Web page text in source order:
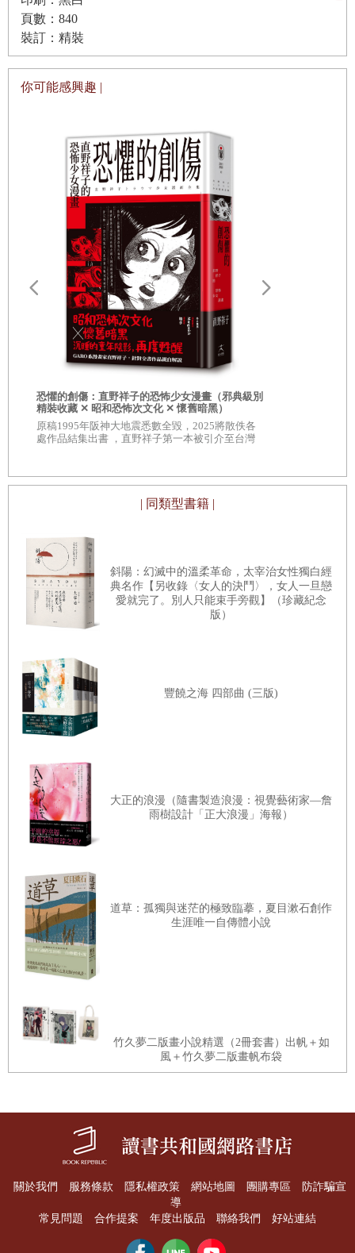
浴池問答
想夫憐
櫻花浴
春雷之宴
第一卷後記： 德川家康，我的《戰爭與和平》
第二卷 獅子之座
遙遠的盼望
桔梗
戀慕秋雨
孤獨的母親
無守之城
紅暈
枯野賦
那古野扇
寄人籬下
春之霜
花供養
德川家康關係年表（一五三四
家康死後的諡號由其生前信任的側近南光坊天海提議，得到
二代將軍秀忠認可，定調為「東照大權現」。「權現」為神
此觀之，江戶時代的家康不僅超凡入聖，更臻神佛之境，殊
遇之榮在日本史上鮮有匹敵者！
幕末慶應年間（一八六五至六八），當時倒幕已成薩長共同
的目標，為爭取更多勢力的支持而不惜醜化幕府；不只醜化
幕府，連帶幕府的創立者德川家康也被妖魔化。原本為日本
帶來二百多年泰平繁榮的家康，一夕之間成為上欺朝廷天
皇、下凌武士庶民的壞蛋。醜化幕府、妖魔化家康的同時，
武力倒幕也堂而皇之變得理所當然。明治時代採取王政復
古，政權返還天皇（儘管實際上並非如此），諷刺的是，數
百年來已無親政經驗的天皇，其威望的積累卻是建立在詆毀
被打倒的幕府上，當然，也包括了妖魔化家康。
二戰的失敗，讓躋身世界列強的日本墜入深淵，連帶地讓明
治以來被低估的德川家康有了重新評估的機會。戰後日本，
「海道一の弓取り（東海道第一射手）」之稱的今川義元治
理下的三河人民。這種環境相似的投射作用，讓日本人開始
重新審視德川家康，學習他在逆境忍耐刻苦、順境積極進取
的精神，終於，在經過十幾年後迎來日本經濟的復甦，進入
七○年代以後，更是提前實現已故首相池田勇人提出的「國
民所得倍增計劃」。
當日本還處於美國占領期間的昭和廿五（一九五○）年三
月，明治四十（一九○七）年出生在新潟縣的作家山岡莊八
（本名藤野庄藏），於《北海道新聞》、《中日新聞》、
《東京新聞》、《西日本新聞》等報連載長篇小說《德川家
由於長篇小說的劇情龐雜、出場人物眾多，創作期間在報紙
連載，俟連載完畢後，集結成冊推出單行本已成慣例，然
而，《德川家康》的連載長達十七年，直至昭和四十二（一
期間便已先行推出單行本。
令人訝異的是，寫出超過千萬字、連載長達十七年的山岡莊
八，只有高等小學校（戰前小學分成尋常小學和高等小學兩
種，各修業四年，高等小學相當於現在的國小五、六年級到
國中一、二年級）肄業的學歷，與吉川英治相同資歷，而略
遜松本清張（高等小學校畢業）。
肄業後身為家中獨子的山岡莊八選擇上京，學歷不起眼且又
沒有一技之長的他，進入了印刷業。企圖心強烈的他不願終
（一九三二）年轉換跑道改入報社《萬里閣》，在隸屬該報
的雜誌《暴力團》（ギャング，Gang）擔任編輯。山岡莊八
《變態銀座十日談》（変態銀座デカメロン）。
之後幾年，山岡莊八過著身兼雜誌《暴力團》編輯以及在數
本雜誌上連載著作的雙重身分，這段期間開始以「山岡莊
頁數：840
裝訂：精裝
你可能感興趣 |
恐懼的創傷：直野祥子的恐怖少女漫畫（邪典級別
精裝收藏 ✕ 昭和恐怖次文化 ✕ 懷舊暗黑）
原稿1995年阪神大地震悉數全毀，2025將散佚各
處作品結集出書 ，直野祥子第一本被引介至台灣
| 同類型書籍 |
斜陽：幻滅中的溫柔革命，太宰治女性獨白經
典名作【另收錄〈女人的決鬥〉，女人一旦戀
愛就完了。別人只能束手旁觀】（珍藏紀念
版）
豐饒之海 四部曲 (三版)
大正的浪漫（隨書製造浪漫：視覺藝術家—詹
雨樹設計「正大浪漫」海報）
道草：孤獨與迷茫的極致臨摹，夏目漱石創作
生涯唯一自傳體小說
竹久夢二版畫小說精選（2冊套書）出帆＋如
風＋竹久夢二版畫帆布袋
關於我們 服務條款 隱私權政策 網站地圖 團購專區
防詐騙宣
導
常見問題
合作提案 年度出版品 聯絡我們 好站連結